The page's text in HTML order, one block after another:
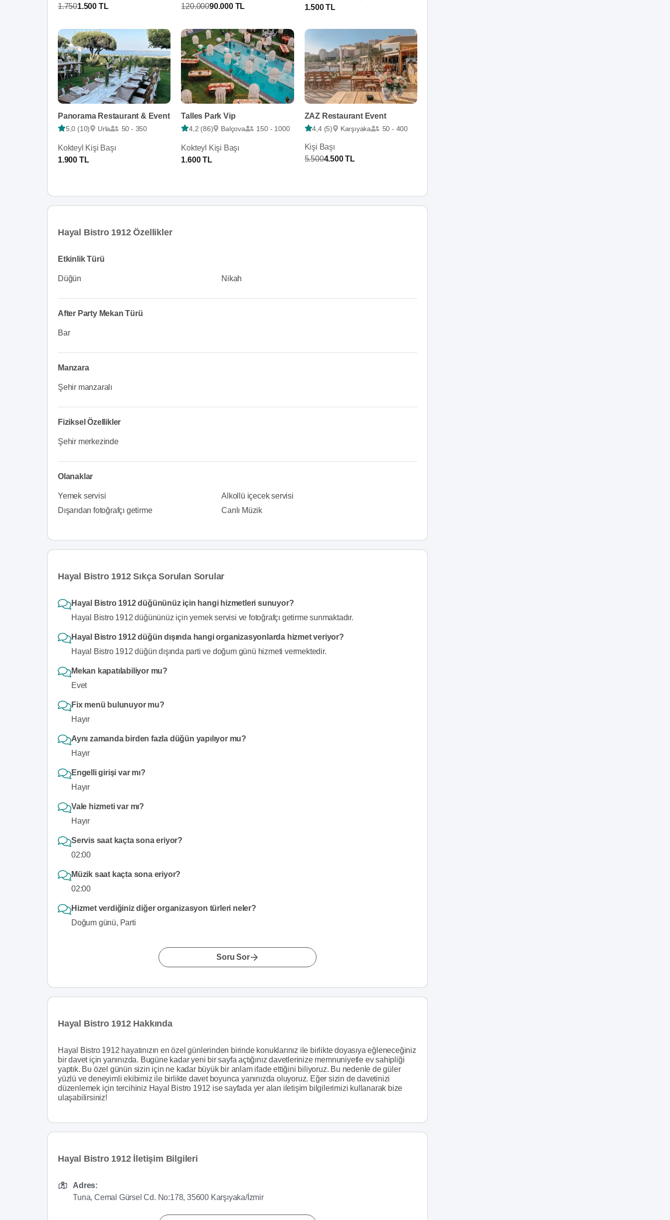
1.7501.500 TL
120.00090.000 TL
1.500 TL
Panorama Restaurant & Event
5,0 (10) Urla 50 - 350
Kokteyl Kişi Başı
1.900 TL
Talles Park Vip
4,2 (86) Balçova 150 - 1000
Kokteyl Kişi Başı
1.600 TL
ZAZ Restaurant Event
4,4 (5) Karşıyaka 50 - 400
Kişi Başı
5.5004.500 TL
Hayal Bistro 1912 Özellikler
Etkinlik Türü
Düğün Nikah
After Party Mekan Türü
Bar
Manzara
Şehir manzaralı
Fiziksel Özellikler
Şehir merkezinde
Olanaklar
Yemek servisi
Alkollü içecek servisi
Dışarıdan fotoğrafçı getirme
Canlı Müzik
Hayal Bistro 1912 Sıkça Sorulan Sorular
Hayal Bistro 1912 düğününüz için hangi hizmetleri sunuyor?
Hayal Bistro 1912 düğününüz için yemek servisi ve fotoğrafçı getirme sunmaktadır.
Hayal Bistro 1912 düğün dışında hangi organizasyonlarda hizmet veriyor?
Hayal Bistro 1912 düğün dışında parti ve doğum günü hizmeti vermektedir.
Mekan kapatılabiliyor mu?
Evet
Fix menü bulunuyor mu?
Hayır
Aynı zamanda birden fazla düğün yapılıyor mu?
Hayır
Engelli girişi var mı?
Hayır
Vale hizmeti var mı?
Hayır
Servis saat kaçta sona eriyor?
02:00
Müzik saat kaçta sona eriyor?
02:00
Hizmet verdiğiniz diğer organizasyon türleri neler?
Doğum günü, Parti
Soru Sor
Hayal Bistro 1912 Hakkında
Hayal Bistro 1912 hayatınızın en özel günlerinden birinde konuklarınız ile birlikte doyasıya eğleneceğiniz
bir davet için yanınızda. Bugüne kadar yeni bir sayfa açtığınız davetlerinize memnuniyetle ev sahipliği
yaptık. Bu özel günün sizin için ne kadar büyük bir anlam ifade ettiğini biliyoruz. Bu nedenle de güler
yüzlü ve deneyimli ekibimiz ile birlikte davet boyunca yanınızda oluyoruz. Eğer sizin de davetinizi
düzenlemek için tercihiniz Hayal Bistro 1912 ise sayfada yer alan iletişim bilgilerimizi kullanarak bize
ulaşabilirsiniz!
Hayal Bistro 1912 İletişim Bilgileri
Adres:
Tuna, Cemal Gürsel Cd. No:178, 35600 Karşıyaka/İzmir